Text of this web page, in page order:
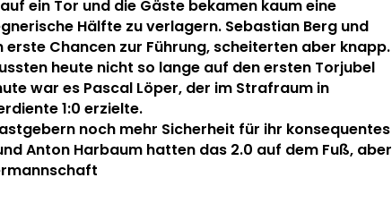
ein Tor und die Gäste bekamen kaum eine
Hälfte zu verlagern. Sebastian Berg und
Chancen zur Führung, scheiterten aber knapp.
heute nicht so lange auf den ersten Torjubel
war es Pascal Löper, der im Strafraum in
1:0 erzielte.
noch mehr Sicherheit für ihr konsequentes
Anton Harbaum hatten das 2.0 auf dem Fuß, aber